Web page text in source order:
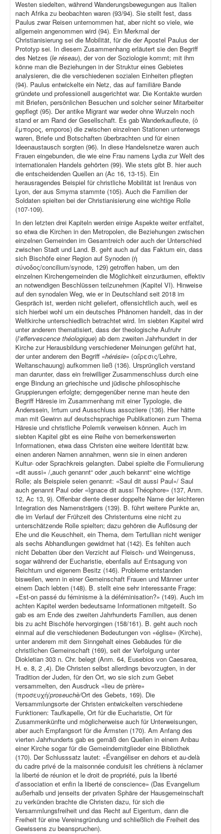
Westen siedelten, während Wanderungsbewegungen aus Italien
nach Afrika zu beobachten waren (93/94). Sie stellt fest, dass
Paulus zwar Reisen unternommen hat, aber nicht so viele, wie
allgemein angenommen wird (94). Ein Merkmal der
Christianisierung sei die Mobilität, für die der Apostel Paulus der
Prototyp sei. In diesem Zusammenhang erläutert sie den Begriff
des Netzes (le réseau), der von der Soziologie kommt; mit ihm
könne man die Beziehungen in der Struktur eines Gebietes
analysieren, die die verschiedenen sozialen Einheiten pflegten
(94). Paulus entwickelte ein Netz, das auf familiäre Bande
gründete und professionell ausgerichtet war. Die Kontakte wurden
mit Briefen, persönlichen Besuchen und solcher seiner Mitarbeiter
gepflegt (95). Der antike Migrant war weder ohne Wurzeln noch
stand er am Rand der Gesellschaft. Es gab Wanderkaufleute, (ὁ
ἔμπορος, emporos) die zwischen einzelnen Stationen unterwegs
waren, Briefe und Botschaften überbrachten und für einen
Ideenaustausch sorgten (96). In diese Handelsnetze waren auch
Frauen eingebunden, die wie eine Frau namens Lydia zur Welt des
internationalen Handels gehörten (99). Wie stets gibt B. hier auch
die entscheidenden Quellen an (Ac 16, 13-15). Ein
herausragendes Beispiel für christliche Mobilität ist Irenäus von
Lyon, der aus Smyrna stammte (105). Auch die Familien der
Soldaten spielten bei der Christianisierung eine wichtige Rolle
(107-109).
In den letzten drei Kapiteln werden einige Aspekte weiter entfaltet,
so etwa die Kirchen in den Metropolen, die Beziehungen zwischen
einzelnen Gemeinden im Gesamtreich oder auch der Unterschied
zwischen Stadt und Land. B. geht auch auf das Faktum ein, dass
sich Bischöfe einer Region auf Synoden (ἡ
σύνοδος/concilium/synode, 129) getroffen haben, um den
einzelnen Kirchengemeinden die Möglichkeit einzuräumen, effektiv
an notwendigen Beschlüssen teilzunehmen (Kapitel VI). Hinweise
auf den synodalen Weg, wie er in Deutschland seit 2018 im
Gespräch ist, werden nicht geliefert, offensichtlich auch, weil es
sich hierbei wohl um ein deutsches Phänomen handelt, das in der
Weltkirche unterschiedlich betrachtet wird. Im siebten Kapitel wird
unter anderem thematisiert, dass der theologische Aufruhr
(l’effervescence théologique) ab dem zweiten Jahrhundert in der
Kirche zur Herausbildung verschiedener Meinungen geführt hat,
der unter anderem den Begriff «hérésie» (αἵρεσις/Lehre,
Weltanschauung) aufkommen ließ (136). Ursprünglich verstand
man darunter, dass ein freiwilliger Zusammenschluss durch eine
enge Bindung an griechische und jüdische philosophische
Gruppierungen erfolgte; demgegenüber nenne man heute den
Begriff Häresie im Zusammenhang mit einer Typologie, die
Anderssein, Irrtum und Ausschluss assoziiere (136). Hier hätte
man mit Gewinn auf deutschsprachige Publikationen zum Thema
Häresie und christliche Polemik verweisen können. Auch im
siebten Kapitel gibt es eine Reihe von bemerkenswerten
Informationen, etwa dass Christen eine weitere Identität bzw.
einen anderen Namen annahmen, wenn sie in einen anderen
Kultur- oder Sprachkreis gelangten. Dabei spielte die Formulierung
«dit aussi» /„auch genannt“ oder „auch bekannt“ eine wichtige
Rolle; als Beispiele seien genannt: «Saul dit aussi Paul»/ Saul
auch genannt Paul oder «Ignace dit aussi Théophore» (137, Anm.
12, Ac 13, 9). Offenbar diente dieser doppelte Name der leichteren
Integration des Namensträgers (139). B. führt weitere Punkte an,
die im Verlauf der Frühzeit des Christentums eine nicht zu
unterschätzende Rolle spielten; dazu gehören die Auflösung der
Ehe und die Keuschheit, ein Thema, dem Tertullian nicht weniger
als sechs Abhandlungen gewidmet hat (142). Es fehlten auch
nicht Debatten über den Verzicht auf Fleisch- und Weingenuss,
sogar während der Eucharistie, ebenfalls auf Entsagung von
Reichtum und eigenem Besitz (146). Probleme entstanden
bisweilen, wenn in einer Gemeinschaft Frauen und Männer unter
einem Dach lebten (148). B. stellt eine sehr interessante Frage:
«Est-on passé du féminisme à la déféminisation?» (149). Auch im
achten Kapitel werden bedeutsame Informationen mitgeteilt. So
gab es am Ende des zweiten Jahrhunderts Familien, aus denen
bis zu acht Bischöfe hervorgingen (158/161). B. geht auch noch
einmal auf die verschiedenen Bedeutungen von «église» (Kirche),
unter anderem mit dem Sinngehalt eines Gebäudes für die
christlichen Gemeinschaft (169), seit der Verfolgung unter
Diokletian 303 n. Chr. belegt (Anm. 64, Eusebios von Caesarea,
H. e. 8, 2 ,4). Die Christen selbst allerdings bevorzugten, in der
Tradition der Juden, für den Ort, wo sie sich zum Gebet
versammelten, den Ausdruck «lieu de prière»
(προσευχή/proseuchè/Ort des Gebets, 169). Die
Versammlungsorte der Christen entwickelten verschiedene
Funktionen: Taufkapelle, Ort für die Eucharistie, Ort für
Zusammenkünfte und möglicherweise auch für Unterweisungen,
aber auch Empfangsort für die Ärmsten (170). Am Anfang des
vierten Jahrhunderts gab es gemäß den Quellen in einem Anbau
einer Kirche sogar für die Gemeindemitglieder eine Bibliothek
(170). Der Schlusssatz lautet: «Évangéliser en dehors et au-delà
du cadre privé de la maisonnée conduisit les chrétiens à réclamer
la liberté de réunion et le droit de propriété, puis la liberté
d’association et enfin la liberté de conscience» (Das Evangelium
außerhalb und jenseits der privaten Sphäre der Hausgemeinschaft
zu verkünden brachte die Christen dazu, für sich die
Versammlungsfreiheit und das Recht auf Eigentum, dann die
Freiheit für eine Vereinsgründung und schließlich die Freiheit des
Gewissens zu beanspruchen).